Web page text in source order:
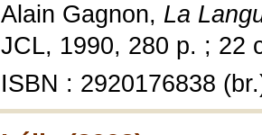
Alain Gagnon, La
JCL, 1990, 280 p. ; 22
ISBN : 2920176838